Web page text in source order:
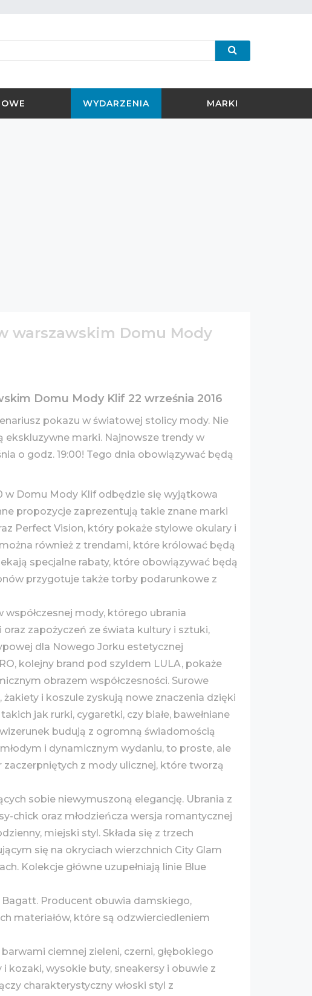
WYDARZENIA MARKI
warszawskim Domu Mody
Domu Mody Klif 22 września 2016
pokazu w światowej stolicy mody. Nie
ekskluzywne marki. Najnowsze trendy w
o godz. 19:00! Tego dnia obowiązywać będą
w Domu Mody Klif odbędzie się wyjątkowa
propozycje zaprezentują takie znane marki
Perfect Vision, który pokaże stylowe okulary i
również z trendami, które królować będą
specjalne rabaty, które obowiązywać będą
przygotuje także torby podarunkowe z
mody, którego ubrania
zapożyczeń ze świata kultury i sztuki,
dla Nowego Jorku estetycznej
kolejny brand pod szyldem LULA, pokaże
obrazem współczesności. Surowe
i koszule zyskują nowe znaczenia dzięki
jak rurki, cygaretki, czy białe, bawełniane
budują z ogromną świadomością
i dynamicznym wydaniu, to proste, ale
z mody ulicznej, które tworzą
sobie niewymuszoną elegancję. Ubrania z
chick oraz młodzieńcza wersja romantycznej
miejski styl. Składa się z trzech
się na okryciach wierzchnich City Glam
Kolekcje główne uzupełniają linie Blue
Producent obuwia damskiego,
materiałów, które są odzwierciedleniem
ciemnej zieleni, czerni, głębokiego
kozaki, wysokie buty, sneakersy i obuwie z
charakterystyczny włoski styl z